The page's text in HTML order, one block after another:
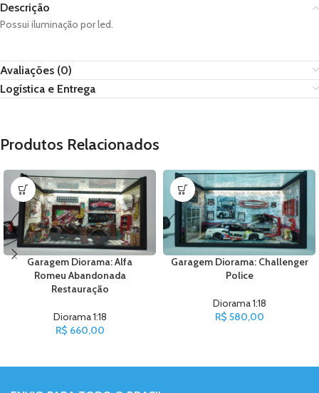
Descrição
Possui iluminação por led.
Avaliações (0)
Logística e Entrega
Produtos Relacionados
Garagem Diorama: Alfa
Romeu Abandonada
Restauração
Diorama 1:18
R$ 660,00
Garagem Diorama: Challenger
Police
Diorama 1:18
R$ 580,00